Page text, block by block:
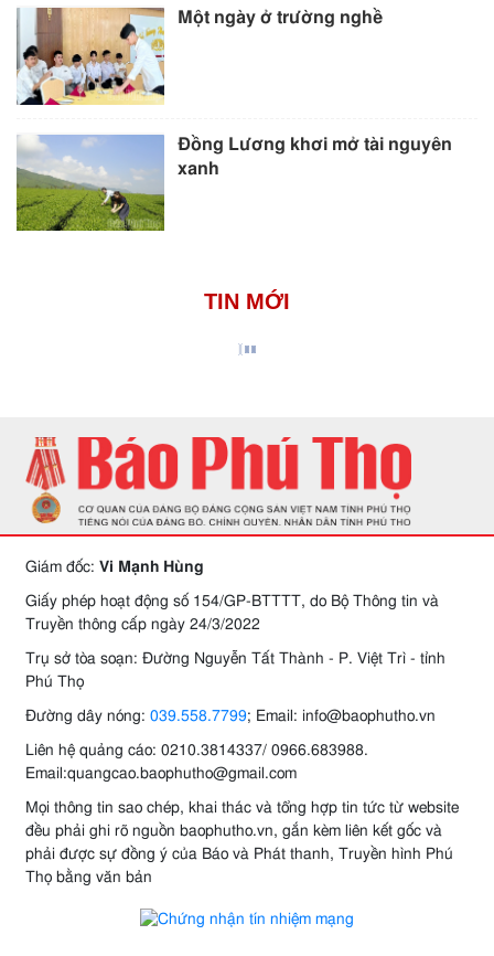
Một ngày ở trường nghề
Đồng Lương khơi mở tài nguyên
xanh
TIN MỚI
Giám đốc: Vi Mạnh Hùng
Giấy phép hoạt động số 154/GP-BTTTT, do Bộ Thông tin và
Truyền thông cấp ngày 24/3/2022
Trụ sở tòa soạn: Đường Nguyễn Tất Thành - P. Việt Trì - tỉnh
Phú Thọ
Đường dây nóng: 039.558.7799; Email: info@baophutho.vn
Liên hệ quảng cáo: 0210.3814337/ 0966.683988.
Email:quangcao.baophutho@gmail.com
Mọi thông tin sao chép, khai thác và tổng hợp tin tức từ website
đều phải ghi rõ nguồn baophutho.vn, gắn kèm liên kết gốc và
phải được sự đồng ý của Báo và Phát thanh, Truyền hình Phú
Thọ bằng văn bản